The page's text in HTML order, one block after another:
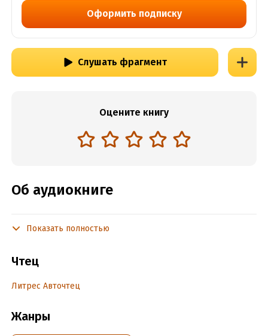
Оформить подписку
Слушать фрагмент
Оцените книгу
Об аудиокниге
Подробная информация
Дата поступления:
Показать полностью
Чтец
Литрес Авточтец
Жанры